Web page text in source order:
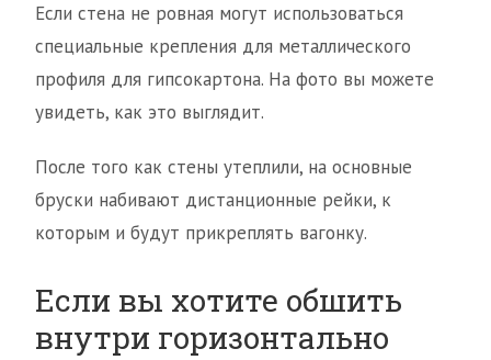
Если стена не ровная могут использоваться
специальные крепления для металлического
профиля для гипсокартона. На фото вы можете
увидеть, как это выглядит.
После того как стены утеплили, на основные
бруски набивают дистанционные рейки, к
которым и будут прикреплять вагонку.
Если вы хотите обшить
внутри горизонтально